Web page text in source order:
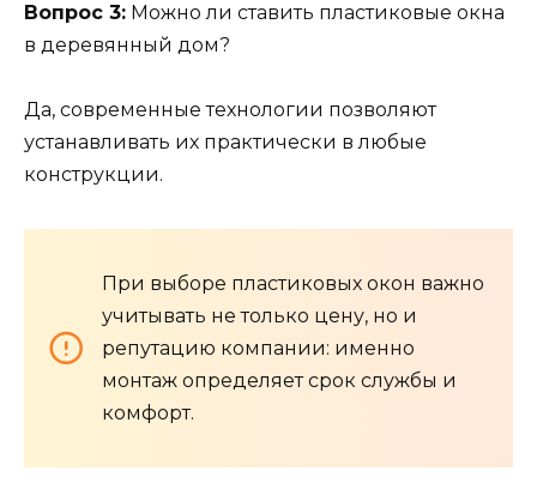
Вопрос 3: Можно ли ставить пластиковые окна
в деревянный дом?
Да, современные технологии позволяют
устанавливать их практически в любые
конструкции.
При выборе пластиковых окон важно
учитывать не только цену, но и
репутацию компании: именно
монтаж определяет срок службы и
комфорт.